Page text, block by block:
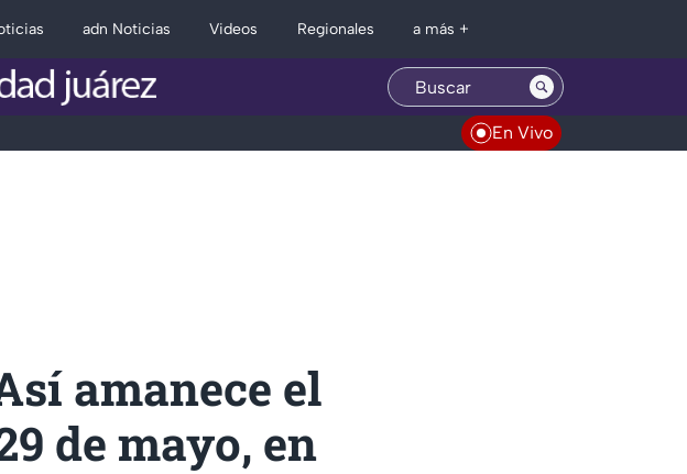
adn Noticias Videos Regionales a más +
En Vivo
amanece el
de mayo, en